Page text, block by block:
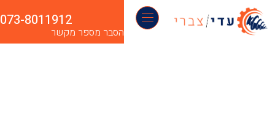
073-8011912
הסבר מספר מקשר